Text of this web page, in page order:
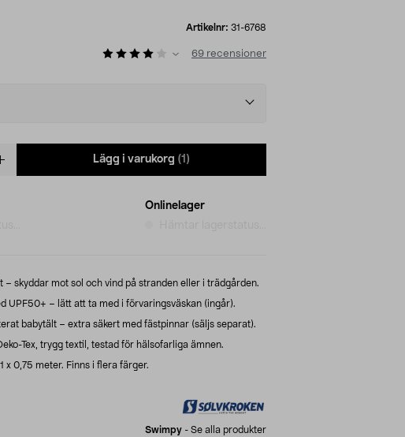
Artikelnr: 31-6768
69 recensioner
Lägg i varukorg (1)
Onlinelager
– skyddar mot sol och vind på stranden eller i trädgården.
UPF50+ – lätt att ta med i förvaringsväskan (ingår).
babytält – extra säkert med fästpinnar (säljs separat).
Tex, trygg textil, testad för hälsofarliga ämnen.
x 0,75 meter. Finns i flera färger.
Swimpy - Se alla produkter